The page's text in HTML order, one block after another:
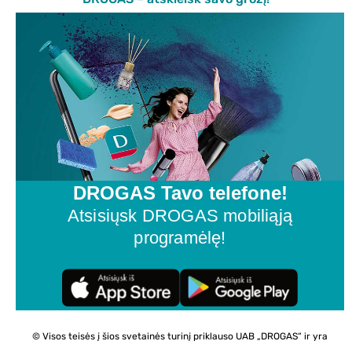
DROGAS Tavo telefone!
Atsisiųsk DROGAS mobiliąją
programėlę!
© Visos teisės į šios svetainės turinį priklauso UAB „DROGAS“ ir yra